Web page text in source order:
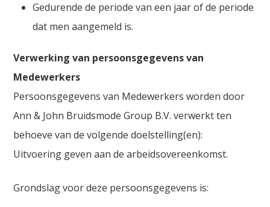
Gedurende de periode van een jaar of de periode
dat men aangemeld is.
Verwerking van persoonsgegevens van
Medewerkers
Persoonsgegevens van Medewerkers worden door
Ann & John Bruidsmode Group B.V. verwerkt ten
behoeve van de volgende doelstelling(en):
Uitvoering geven aan de arbeidsovereenkomst.
Grondslag voor deze persoonsgegevens is: